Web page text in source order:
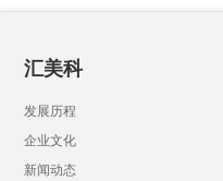
汇美科
发展历程
企业文化
新闻动态